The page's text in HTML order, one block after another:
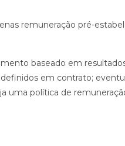
remuneração pré-
baseado em
em contrato;
uma política de